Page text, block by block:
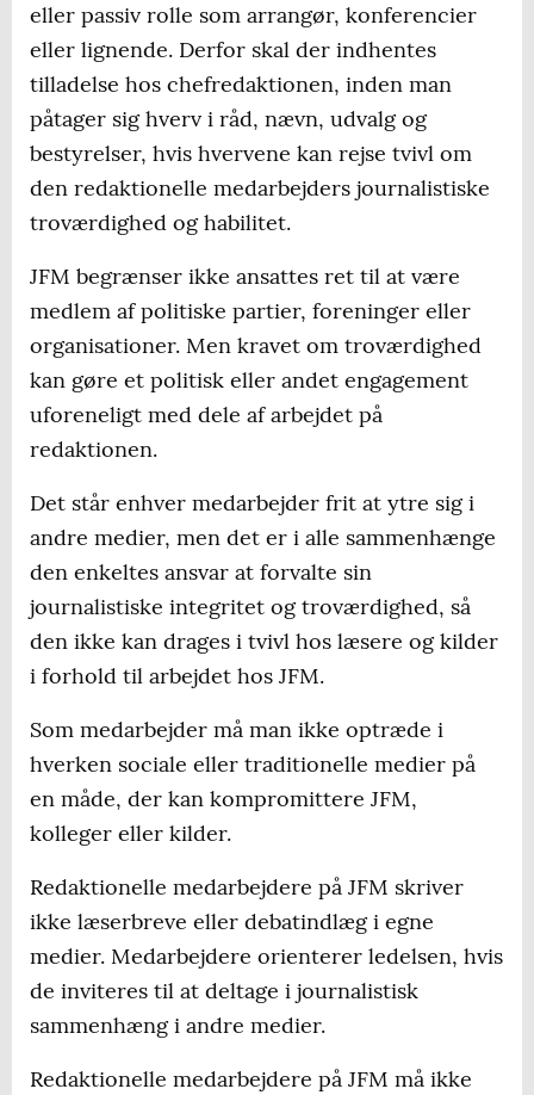
eller passiv rolle som arrangør, konferencier
eller lignende. Derfor skal der indhentes
tilladelse hos chefredaktionen, inden man
påtager sig hverv i råd, nævn, udvalg og
bestyrelser, hvis hvervene kan rejse tvivl om
den redaktionelle medarbejders journalistiske
troværdighed og habilitet.
JFM begrænser ikke ansattes ret til at være
medlem af politiske partier, foreninger eller
organisationer. Men kravet om troværdighed
kan gøre et politisk eller andet engagement
uforeneligt med dele af arbejdet på
redaktionen.
Det står enhver medarbejder frit at ytre sig i
andre medier, men det er i alle sammenhænge
den enkeltes ansvar at forvalte sin
journalistiske integritet og troværdighed, så
den ikke kan drages i tvivl hos læsere og kilder
i forhold til arbejdet hos JFM.
Som medarbejder må man ikke optræde i
hverken sociale eller traditionelle medier på
en måde, der kan kompromittere JFM,
kolleger eller kilder.
Redaktionelle medarbejdere på JFM skriver
ikke læserbreve eller debatindlæg i egne
medier. Medarbejdere orienterer ledelsen, hvis
de inviteres til at deltage i journalistisk
sammenhæng i andre medier.
Redaktionelle medarbejdere på JFM må ikke